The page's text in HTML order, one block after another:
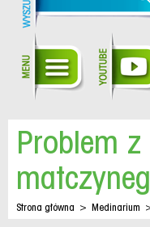
Problem
Strona główna > Medinarium